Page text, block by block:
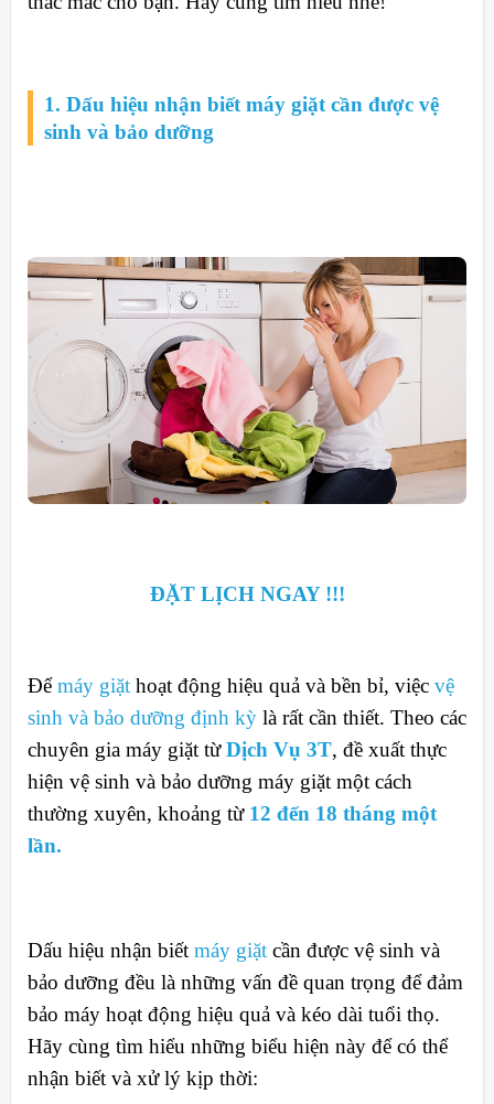
1. Dấu hiệu nhận biết máy giặt cần được vệ
sinh và bảo dưỡng
ĐẶT LỊCH NGAY !!!
Đểmáy giặthoạt động hiệu quả và bền bỉ, việc vệ
sinh và bảo dưỡng định kỳlà rất cần thiết. Theo các
chuyên gia máy giặt từDịch Vụ 3T, đề xuất thực
hiện vệ sinh và bảo dưỡng máy giặt một cách
thường xuyên, khoảng từ 12 đến 18 tháng một
lần.
Dấu hiệu nhận biết máy giặtcần được vệ sinh và
bảo dưỡng đều là những vấn đề quan trọng để đảm
bảo máy hoạt động hiệu quả và kéo dài tuổi thọ.
Hãy cùng tìm hiểu những biểu hiện này để có thể
nhận biết và xử lý kịp thời: